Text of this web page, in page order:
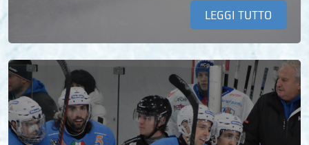
LEGGI TUTTO